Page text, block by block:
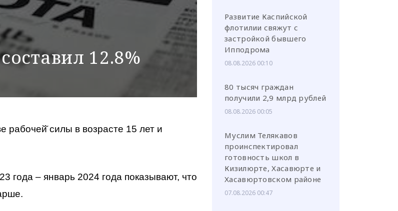
12.8%
рабочей̆ силы в возрасте 15 лет и
года – январь 2024 года показывают, что
Развитие Каспийской
флотилии свяжут с
застройкой бывшего
Ипподрома
08.08.2026 00:10
80 тысяч граждан
получили 2,9 млрд рублей
08.08.2026 00:05
Муслим Телякавов
проинспектировал
готовность школ в
Кизилюрте, Хасавюрте и
Хасавюртовском районе
07.08.2026 00:47